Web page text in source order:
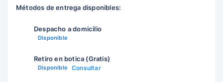
Métodos de entrega disponibles:
Despacho a domicilio
Disponible
Retiro en botica (Gratis)
Disponible Consultar